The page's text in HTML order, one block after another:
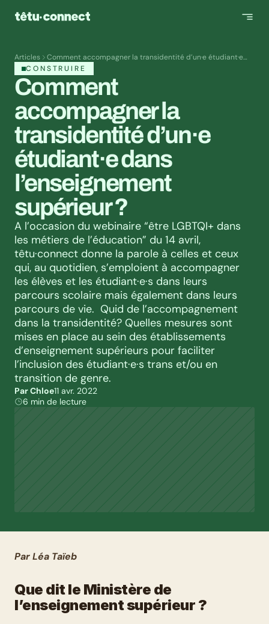
Articles
Comment accompagner la transidentité d’un·e étudiant·e
dans l’enseignement supérieur ?
CONSTRUIRE
Comment
accompagner la
transidentité d’un·e
étudiant·e dans
l’enseignement
supérieur ?
A l’occasion du webinaire “être LGBTQI+ dans
les métiers de l’éducation” du 14 avril,
têtu·connect donne la parole à celles et ceux
qui, au quotidien, s’emploient à accompagner
les élèves et les étudiant·e·s dans leurs
parcours scolaire mais également dans leurs
parcours de vie.  Quid de l’accompagnement
dans la transidentité? Quelles mesures sont
mises en place au sein des établissements
d’enseignement supérieurs pour faciliter
l’inclusion des étudiant·e·s trans et/ou en
transition de genre.
Par Chloe11 avr. 2022
6 min de lecture
Par Léa Taïeb
Que dit le Ministère de
l’enseignement supérieur ?